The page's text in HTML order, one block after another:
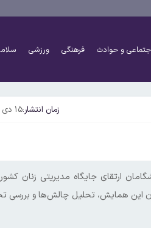
و حوادث فرهنگی ورزشی
زمان انتشار:۱۵ دی ۱۴۰۳
ارتقای جایگاه مدیریتی زنان
این همایش، تحلیل چالش‌ها و بررسی